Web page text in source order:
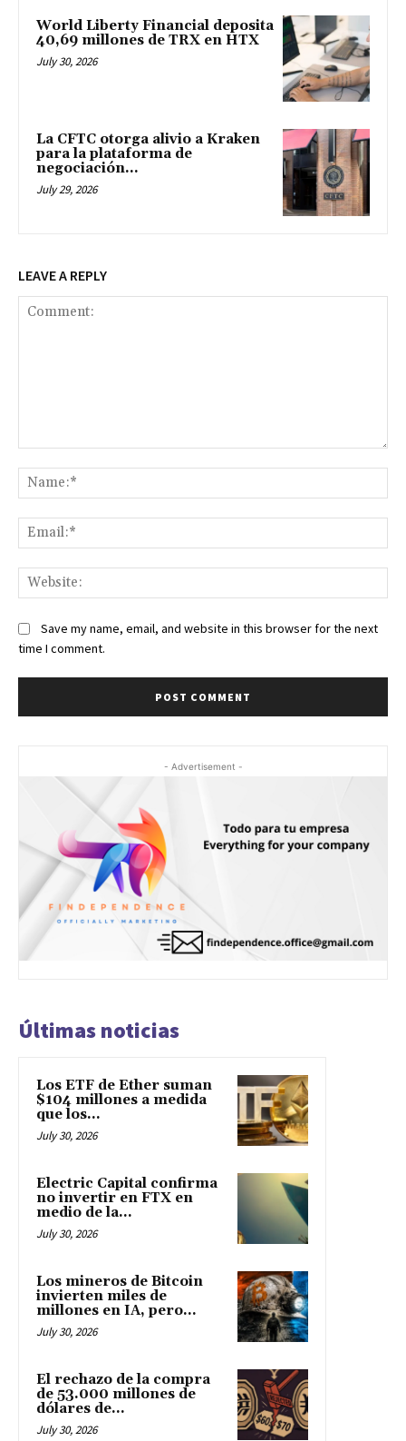
World Liberty Financial deposita
40,69 millones de TRX en HTX
July 30, 2026
La CFTC otorga alivio a Kraken
para la plataforma de
negociación...
July 29, 2026
LEAVE A REPLY
Save my name, email, and website in this browser for the next
time I comment.
- Advertisement -
Últimas noticias
Los ETF de Ether suman
$104 millones a medida
que los...
July 30, 2026
Electric Capital confirma
no invertir en FTX en
medio de la...
July 30, 2026
Los mineros de Bitcoin
invierten miles de
millones en IA, pero...
July 30, 2026
El rechazo de la compra
de 53.000 millones de
dólares de...
July 30, 2026